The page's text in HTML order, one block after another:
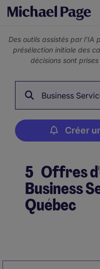
Des outils assistés par l’IA
présélection initiale des
décisions sont
Business
Créer
5 Offres
Business
Québec